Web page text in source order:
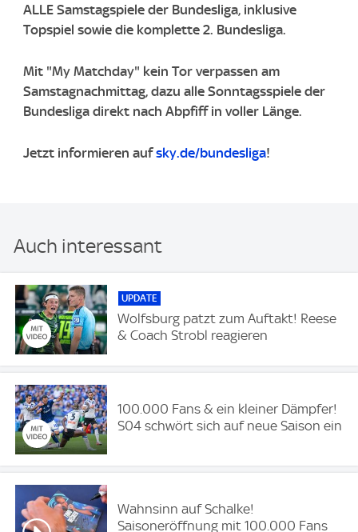
ALLE Samstagspiele der Bundesliga, inklusive
Topspiel sowie die komplette 2. Bundesliga.
Mit "My Matchday" kein Tor verpassen am
Samstagnachmittag, dazu alle Sonntagsspiele der
Bundesliga direkt nach Abpfiff in voller Länge.
Jetzt informieren aufsky.de/bundesliga!
Auch interessant
UPDATE
Wolfsburg patzt zum Auftakt! Reese
& Coach Strobl reagieren
100.000 Fans & ein kleiner Dämpfer!
S04 schwört sich auf neue Saison ein
Wahnsinn auf Schalke!
Saisoneröffnung mit 100.000 Fans